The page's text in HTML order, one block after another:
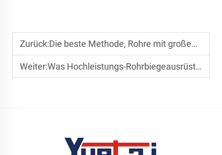
Zurück:Die beste Methode, Rohre mit großem Durchmesser ohne Materialverformung zu biegen
Weiter:Was Hochleistungs-Rohrbiegeausrüstung für Infrastrukturprojekte bedeutet